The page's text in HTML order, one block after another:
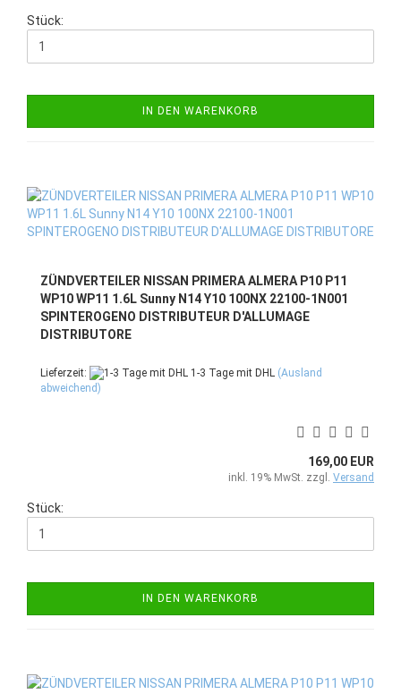
Stück:
IN DEN WARENKORB
ZÜNDVERTEILER NISSAN PRIMERA ALMERA P10 P11
WP10 WP11 1.6L Sunny N14 Y10 100NX 22100-1N001
SPINTEROGENO DISTRIBUTEUR D'ALLUMAGE
DISTRIBUTORE
Lieferzeit: 1-3 Tage mit DHL (Ausland
abweichend)
169,00 EUR
inkl. 19% MwSt. zzgl. Versand
Stück:
IN DEN WARENKORB